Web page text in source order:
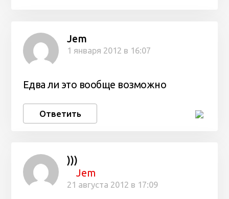
Jem
1 января 2012 в 16:07
Едва ли это вообще возможно
Ответить
)))
Jem
21 августа 2012 в 17:09